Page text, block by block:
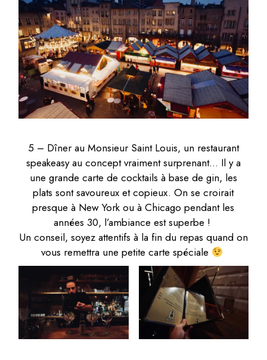
5 – Dîner au Monsieur Saint Louis, un restaurant
speakeasy au concept vraiment surprenant… Il y a
une grande carte de cocktails à base de gin, les
plats sont savoureux et copieux. On se croirait
presque à New York ou à Chicago pendant les
années 30, l’ambiance est superbe !
Un conseil, soyez attentifs à la fin du repas quand on
vous remettra une petite carte spéciale